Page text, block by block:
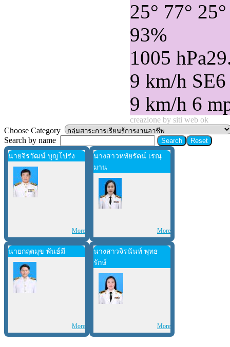
25° 77° 25°
93%
1005 hPa
9 km/h SE
9 km/h 6
creazione by siti web ok
Choose Category
Search by name
นายจิรวัฒน์ บุญโปร่ง
More
นางสาวหทัยรัตน์ เรณุ
มาน
More
นายกฤตมุข พันธ์มี
More
นางสาวจิรนันท์ พุทธ
รักษ์
More